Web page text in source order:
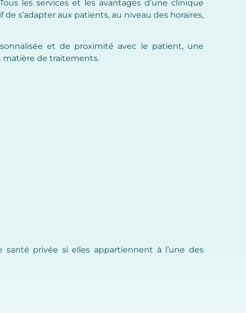
les services et les avantages d’une clinique
s’adapter aux patients, au niveau des horaires,
et de proximité avec le patient, une
matière de traitements.
privée si elles appartiennent à l’une des